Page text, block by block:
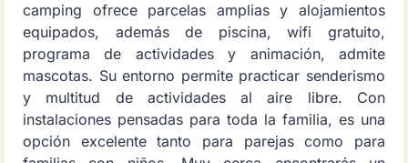
camping ofrece parcelas amplias y alojamientos
equipados, además de piscina, wifi gratuito,
programa de actividades y animación, admite
mascotas. Su entorno permite practicar senderismo
y multitud de actividades al aire libre. Con
instalaciones pensadas para toda la familia, es una
opción excelente tanto para parejas como para